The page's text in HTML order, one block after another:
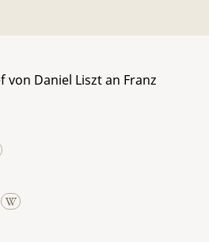
von Daniel Liszt an Franz